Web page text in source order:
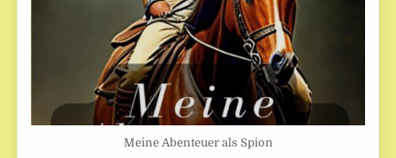
Meine Abenteuer als Spion